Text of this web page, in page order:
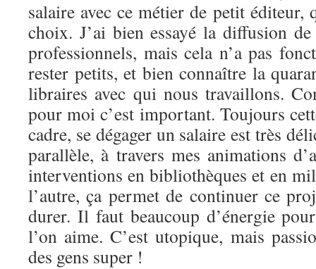
salaire avec ce métier de petit éditeur,
choix. J’ai bien essayé la diffusion
professionnels, mais cela n’a pas
rester petits, et bien connaître la
libraires avec qui nous travaillons.
pour moi c’est important. Toujours
cadre, se dégager un salaire est très
parallèle, à travers mes animations
interventions en bibliothèques et en
l’autre, ça permet de continuer ce
durer. Il faut beaucoup d’énergie
l’on aime. C’est utopique, mais
des gens super !